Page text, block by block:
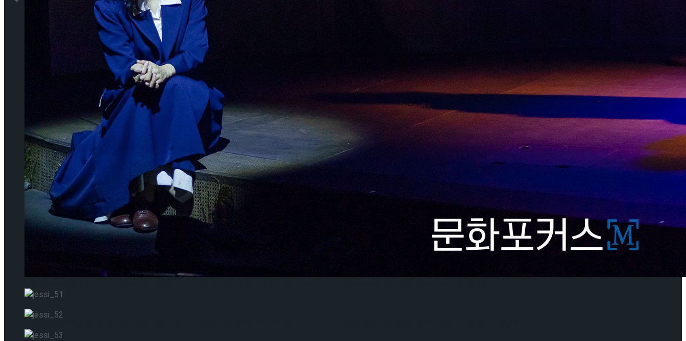
스포츠일반
[현장스케치] 장하린-주혜원-황정율-허지유-고나연, 2026 ISU 피겨 JGP 파견선수 선발전 프리 스케이팅 경기 결과
[현장스케치] 이규리-전효은-김지유-박하영, 2026 ISU 피겨 JGP 파견선수 선발전 프리 스케이팅 경기 결과
[현장스케치] 장하린-주혜원-황정율-허지유-고나연, 2026 ISU 피겨 JGP 파견선수 선발전 프리 스케이팅 경기 결과
[현장스케치] 이규리-전효은-김지유-박하영, 2026 ISU 피겨 JGP 파견선수 선발전 프리 스케이팅 경기 결과
[현장스케치] 김민송-문지원-정수빈-이효원-최진아, 2026 ISU 피겨 JGP 파견선수 선발전 프리 스케이팅 경기 결과